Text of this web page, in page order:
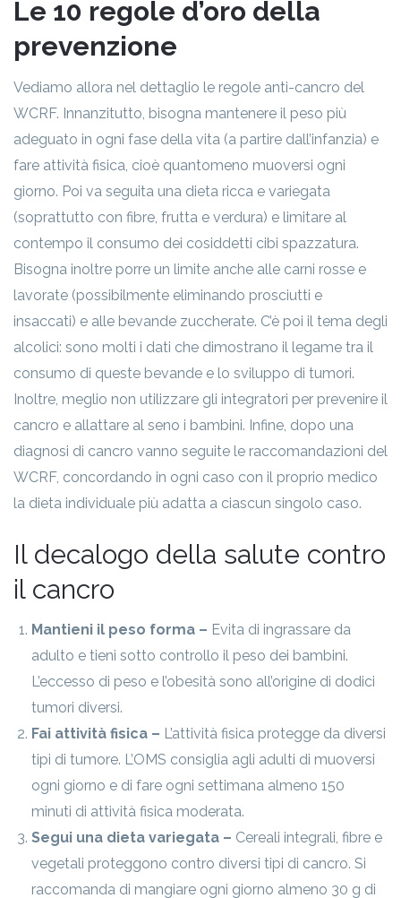
Le 10 regole d’oro della
prevenzione
Vediamo allora nel dettaglio le regole anti-cancro del
WCRF. Innanzitutto, bisogna mantenere il peso più
adeguato in ogni fase della vita (a partire dall’infanzia) e
fare attività fisica, cioè quantomeno muoversi ogni
giorno. Poi va seguita una dieta ricca e variegata
(soprattutto con fibre, frutta e verdura) e limitare al
contempo il consumo dei cosiddetti cibi spazzatura.
Bisogna inoltre porre un limite anche alle carni rosse e
lavorate (possibilmente eliminando prosciutti e
insaccati) e alle bevande zuccherate. C’è poi il tema degli
alcolici: sono molti i dati che dimostrano il legame tra il
consumo di queste bevande e lo sviluppo di tumori.
Inoltre, meglio non utilizzare gli integratori per prevenire il
cancro e allattare al seno i bambini. Infine, dopo una
diagnosi di cancro vanno seguite le raccomandazioni del
WCRF, concordando in ogni caso con il proprio medico
la dieta individuale più adatta a ciascun singolo caso.
Il decalogo della salute contro
il cancro
Mantieni il peso forma – Evita di ingrassare da
adulto e tieni sotto controllo il peso dei bambini.
L’eccesso di peso e l’obesità sono all’origine di dodici
tumori diversi.
Fai attività fisica – L’attività fisica protegge da diversi
tipi di tumore. L’OMS consiglia agli adulti di muoversi
ogni giorno e di fare ogni settimana almeno 150
minuti di attività fisica moderata.
Segui una dieta variegata – Cereali integrali, fibre e
vegetali proteggono contro diversi tipi di cancro. Si
raccomanda di mangiare ogni giorno almeno 30 g di